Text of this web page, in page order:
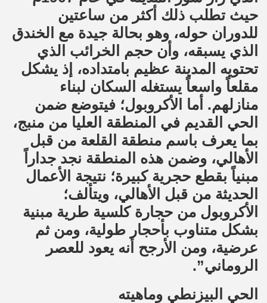
حيث تطلب ذلك أكثر من ساعتين
للدوران حوله، وهو بحالة جيدة مع الخندق
الذي يسبقه، وأن حجم الخرائب الذي
تحتويه المدينة عظيم بامتداده، إذ يشكل
مقلعاً واسعاً يستغله السكان لبناء
منازلهم. أما الأكروبول؛ فيتوضع ضمن
الحي القديم في المنطقة العليا من منبج،
بما يعرف باسم منطقة القلعة من قبل
الأهالي، وضمن هذه المنطقة نجد جداراً
مبنياً بقطع حجرية كبيرة؛ نتيجة الأعمال
الحديثة من قبل الأهالي، ويتألف؛
الأكروبول من حجارة كلسية طرية مبنية
بشكل متناوب بأحجار طولية، ومن ثم
عرضية، ومن الأرجح أنه يعود للعصر
الروماني”.
الحي البيزنطي وماهيته